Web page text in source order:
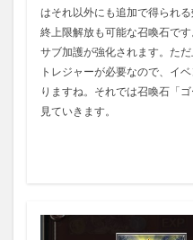
はそれ以外にも追加で得られ
終上限解放も可能な召喚石で
サブ加護が強化されます。た
トレジャーが必要なので、イ
りますね。それでは召喚石「
見ていきます。